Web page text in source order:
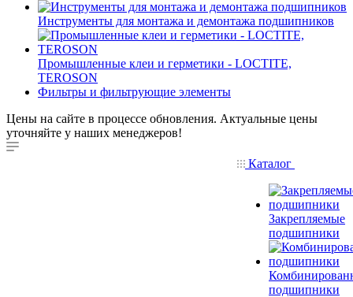
Инструменты для монтажа и демонтажа подшипников
Промышленные клеи и герметики - LOCTITE,
TEROSON
Фильтры и фильтрующие элементы
Цены на сайте в процессе обновления. Актуальные цены
уточняйте у наших менеджеров!
Каталог
Закрепляемые
подшипники
подшипники